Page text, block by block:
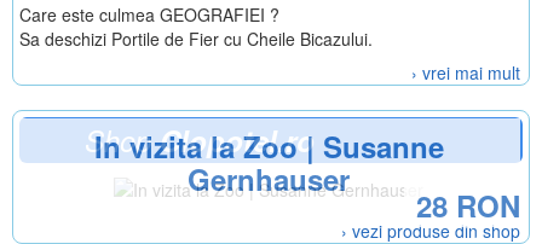
Care este culmea GEOGRAFIEI ?
Sa deschizi Portile de Fier cu Cheile Bicazului.
› vrei mai mult
ShopClopotel.ro
In vizita la Zoo | Susanne
Gernhauser
28 RON
› vezi produse din shop